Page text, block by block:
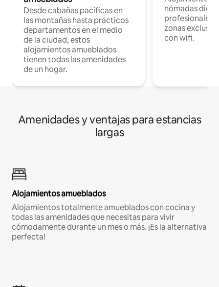
Desde cabañas pacíficas en
las montañas hasta prácticos
departamentos en el medio
de la ciudad, estos
alojamientos amueblados
tienen todas las amenidades
de un hogar.
nómadas
profesionales
zonas
con wifi.
Amenidades y ventajas para estancias
largas
Alojamientos amueblados
Alojamientos totalmente amueblados con cocina y
todas las amenidades que necesitas para vivir
cómodamente durante un mes o más. ¡Es la alternativa
perfecta!